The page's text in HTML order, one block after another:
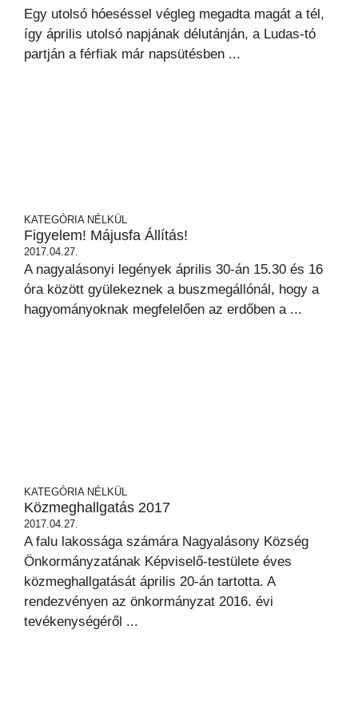
Egy utolsó hóeséssel végleg megadta magát a tél,
így április utolsó napjának délutánján, a Ludas-tó
partján a férfiak már napsütésben ...
KATEGÓRIA NÉLKÜL
Figyelem! Májusfa Állítás!
2017.04.27.
A nagyalásonyi legények április 30-án 15.30 és 16
óra között gyülekeznek a buszmegállónál, hogy a
hagyományoknak megfelelően az erdőben a ...
KATEGÓRIA NÉLKÜL
Közmeghallgatás 2017
2017.04.27.
A falu lakossága számára Nagyalásony Község
Önkormányzatának Képviselő-testülete éves
közmeghallgatását április 20-án tartotta. A
rendezvényen az önkormányzat 2016. évi
tevékenységéről ...